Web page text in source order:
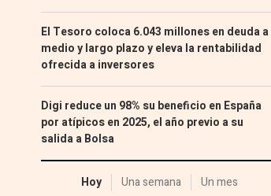
El Tesoro coloca 6.043 millones en deuda a
medio y largo plazo y eleva la rentabilidad
ofrecida a inversores
Digi reduce un 98% su beneficio en España
por atípicos en 2025, el año previo a su
salida a Bolsa
Hoy Una semana Un mes